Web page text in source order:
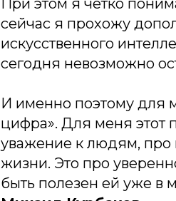
При этом я четко
сейчас я прохожу
искусственного
сегодня невозможно
И именно поэтому для
цифра». Для меня этот
уважение к людям, про
жизни. Это про
быть полезен ей уже в